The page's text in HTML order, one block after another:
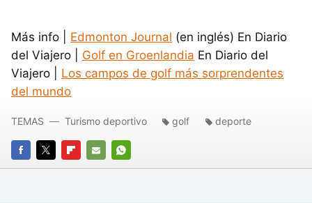
Más info | Edmonton Journal (en inglés) En Diario
del Viajero | Golf en Groenlandia En Diario del
Viajero | Los campos de golf más sorprendentes
del mundo
FACEBOOK
TWITTERFLIPBOARD
E-
WHATSAPP
TEMAS Turismo deportivo golf deporte